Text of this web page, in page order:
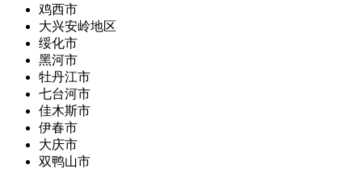
鸡西市
大兴安岭地区
绥化市
黑河市
牡丹江市
七台河市
佳木斯市
伊春市
大庆市
双鸭山市